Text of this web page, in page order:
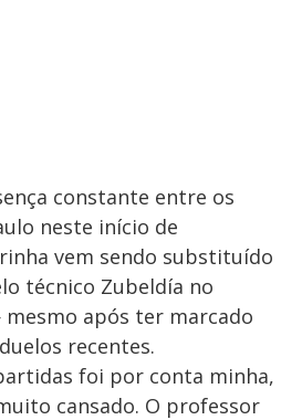
constante entre os
neste início de
vem sendo substituído
técnico Zubeldía no
após ter marcado
recentes.
foi por conta minha,
cansado. O professor